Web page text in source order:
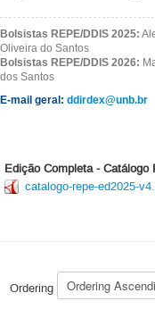
Bolsistas REPE/DDIS 2025:
Oliveira do Santos
Bolsistas REPE/DDIS 2026:
dos Santos
E-mail geral: ddirdex@unb.br
Edição Completa -
catalogo-repe-ed2025-
Ordering